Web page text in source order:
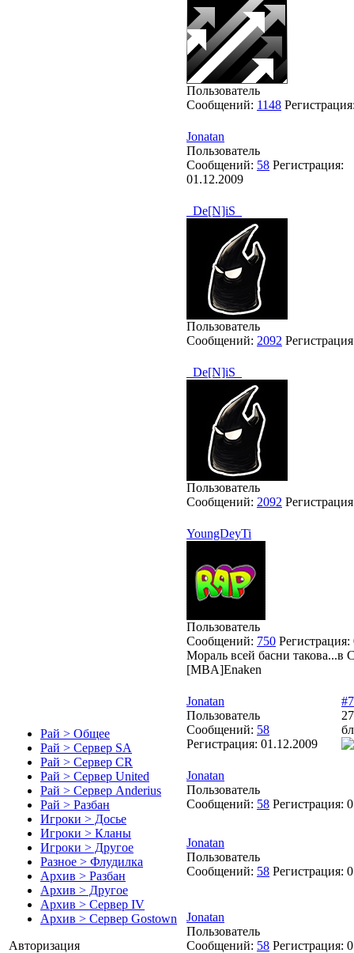
Рай > Общее
Рай > Сервер SA
Рай > Сервер CR
Рай > Сервер United
Рай > Сервер Anderius
Рай > Разбан
Игроки > Досье
Игроки > Кланы
Игроки > Другое
Разное > Флудилка
Архив > Разбан
Архив > Другое
Архив > Сервер IV
Архив > Сервер Gostown
Авторизация
Пользователь
Сообщений: 1148
Jonatan
Пользователь
Сообщений: 58 Регистрация:
01.12.2009
_De[N]iS_
Пользователь
Сообщений: 2092
_De[N]iS_
Пользователь
Сообщений: 2092
YoungDeyTi
Пользователь
Сообщений: 750 Регистрация:
Мораль всей басни
[MBA]Enaken
Jonatan
Пользователь
Сообщений: 58
Регистрация: 01.12.2009
#7
Jonatan
Пользователь
Сообщений: 58 Регистрация:
Jonatan
Пользователь
Сообщений: 58 Регистрация:
Jonatan
Пользователь
Сообщений: 58 Регистрация: